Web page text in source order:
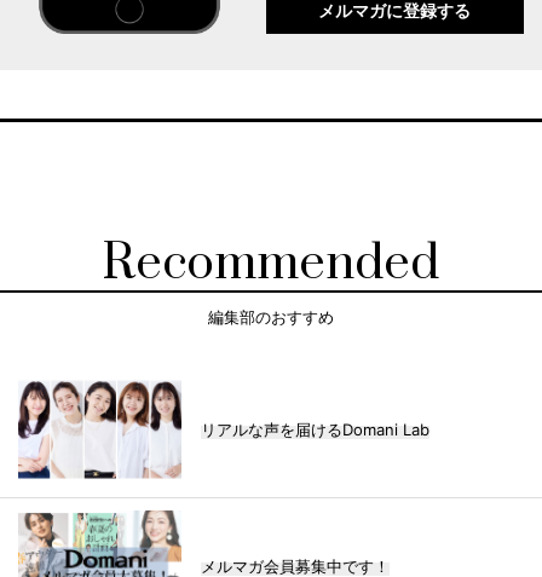
メルマガに登録する
Recommended
編集部のおすすめ
リアルな声を届けるDomani Lab
メルマガ会員募集中です！